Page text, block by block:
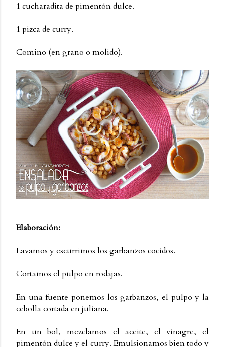
1 cucharadita de pimentón dulce.
1 pizca de curry.
Comino (en grano o molido).
Elaboración:
Lavamos y escurrimos los garbanzos cocidos.
Cortamos el pulpo en rodajas.
En una fuente ponemos los garbanzos, el pulpo y la
cebolla cortada en juliana.
En un bol, mezclamos el aceite, el vinagre, el
pimentón dulce y el curry. Emulsionamos bien todo y